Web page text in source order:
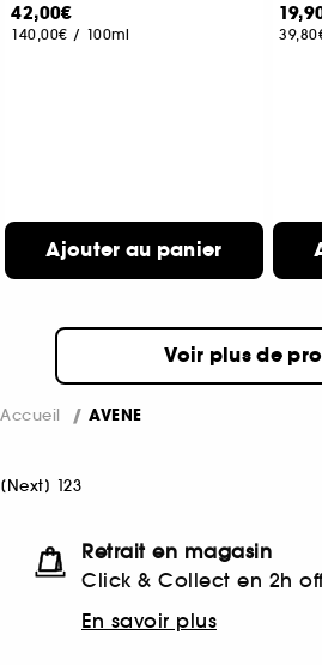
42,00€
140,00€ / 100ml
Ajouter au panier
Voir plus de
Accueil AVENE
[Next] 123
Retrait en magasin
Click & Collect en 2h
En savoir plus